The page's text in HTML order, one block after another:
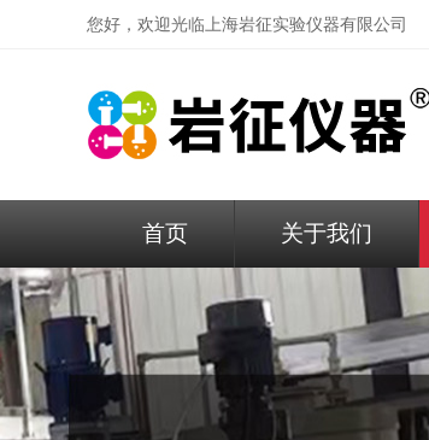
您好，欢迎光临上海岩征实验仪器有限公司
首页 关于我们